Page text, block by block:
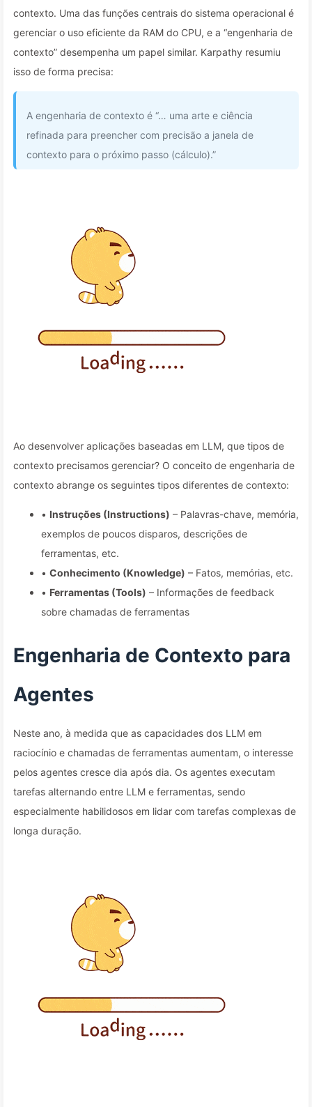
contexto. Uma das funções centrais do sistema operacional é
gerenciar o uso eficiente da RAM do CPU, e a “engenharia de
contexto” desempenha um papel similar. Karpathy resumiu
isso de forma precisa:
A engenharia de contexto é “… uma arte e ciência
refinada para preencher com precisão a janela de
contexto para o próximo passo (cálculo).”
Ao desenvolver aplicações baseadas em LLM, que tipos de
contexto precisamos gerenciar? O conceito de engenharia de
contexto abrange os seguintes tipos diferentes de contexto:
• Instruções (Instructions) – Palavras-chave, memória,
exemplos de poucos disparos, descrições de
ferramentas, etc.
• Conhecimento (Knowledge) – Fatos, memórias, etc.
• Ferramentas (Tools) – Informações de feedback
sobre chamadas de ferramentas
Engenharia de Contexto para
Agentes
Neste ano, à medida que as capacidades dos LLM em
raciocínio e chamadas de ferramentas aumentam, o interesse
pelos agentes cresce dia após dia. Os agentes executam
tarefas alternando entre LLM e ferramentas, sendo
especialmente habilidosos em lidar com tarefas complexas de
longa duração.